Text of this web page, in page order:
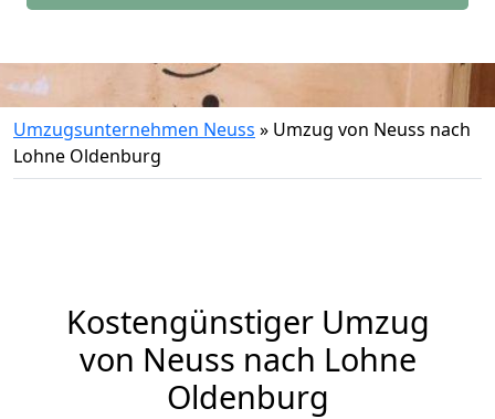
Umzugsunternehmen Neuss » Umzug von Neuss nach
Lohne Oldenburg
Kostengünstiger Umzug
von Neuss nach Lohne
Oldenburg